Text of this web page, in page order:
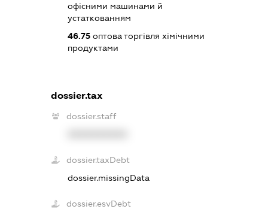
офісними машинами й
устаткованням
46.75 оптова торгівля хімічними
продуктами
dossier.tax
dossier.staff
dossier.taxDebt
dossier.missingData
dossier.esvDebt